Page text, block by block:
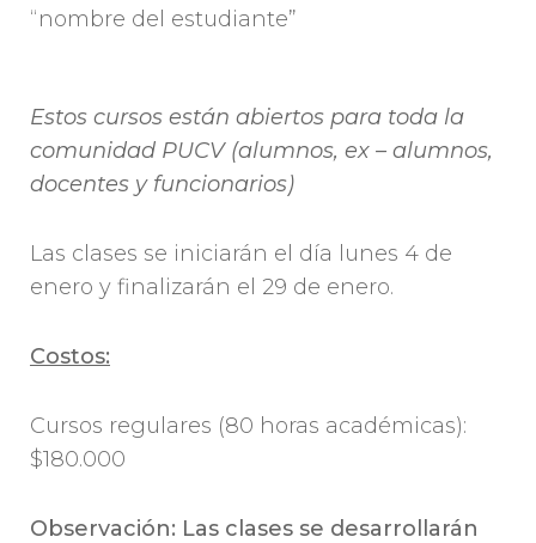
“nombre del estudiante”
Estos cursos están abiertos para toda la
comunidad PUCV (alumnos, ex – alumnos,
docentes y funcionarios)
Las clases se iniciarán el día lunes 4 de
enero y finalizarán el 29 de enero.
Costos:
Cursos regulares (80 horas académicas):
$180.000
Observación: Las clases se desarrollarán